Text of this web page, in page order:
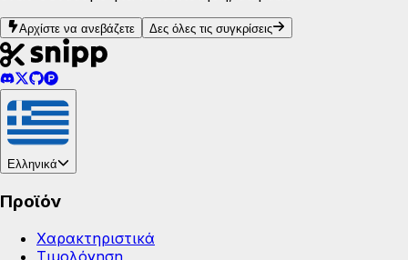
Αρχίστε να ανεβάζετε Δες όλες τις συγκρίσεις
Ελληνικά
Προϊόν
Χαρακτηριστικά
Τιμολόγηση